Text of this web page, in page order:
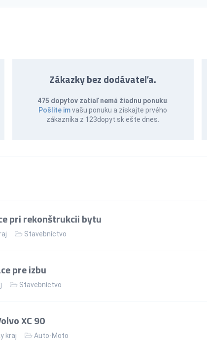
Zákazky bez dodávateľa.
475 dopytov zatiaľ nemá žiadnu ponuku
Pošlite imvašu ponuku a získajte prvého
zákazníka z 123dopyt.sk ešte dnes.
pri rekonštrukcii bytu
Stavebníctvo
pre izbu
Stavebníctvo
XC 90
kraj Auto-Moto